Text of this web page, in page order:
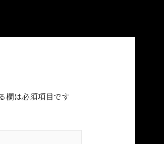
欄は必須項目です